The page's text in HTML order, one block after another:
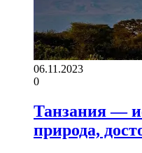
06.11.2023
0
Танзания —
природа,